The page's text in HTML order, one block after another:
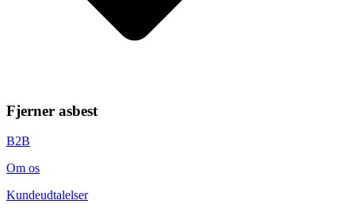
Fjerner asbest
B2B
Om os
Kundeudtalelser